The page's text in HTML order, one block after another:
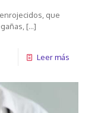
que
[…]
Leer más